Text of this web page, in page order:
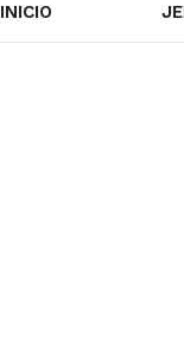
INICIO